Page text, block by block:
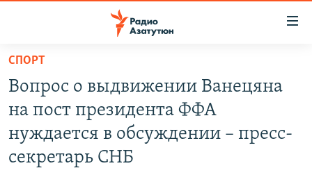
Перейти
основному
содержанию
основной
НОВОСТИ
СПОРТ
Вопрос о выдвижении Ванецяна
на пост президента ФФА
нуждается в обсуждении – пресс-
секретарь СНБ